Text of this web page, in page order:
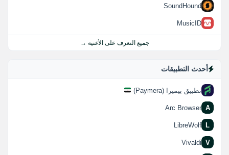
SoundHound
MusicID
جميع التعرف على الأغنية →
أحدث التطبيقات
تطبيق بيميرا (Paymera)
A
Arc Browser
L
LibreWolf
V
Vivaldi